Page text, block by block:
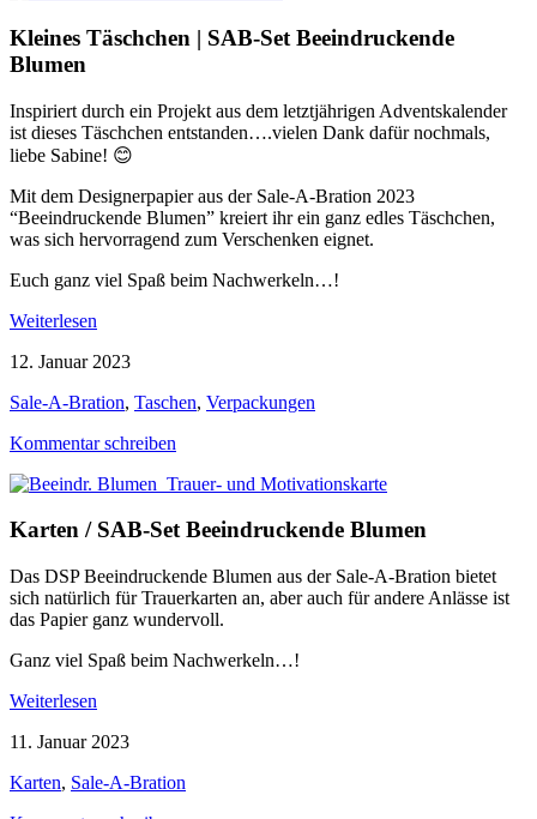
Kleines Täschchen | SAB-Set Beeindruckende
Blumen
Inspiriert durch ein Projekt aus dem letztjährigen Adventskalender
ist dieses Täschchen entstanden….vielen Dank dafür nochmals,
liebe Sabine! 😊
Mit dem Designerpapier aus der Sale-A-Bration 2023
“Beeindruckende Blumen” kreiert ihr ein ganz edles Täschchen,
was sich hervorragend zum Verschenken eignet.
Euch ganz viel Spaß beim Nachwerkeln…!
Weiterlesen
12. Januar 2023
Sale-A-Bration, Taschen, Verpackungen
Kommentar schreiben
Karten / SAB-Set Beeindruckende Blumen
Das DSP Beeindruckende Blumen aus der Sale-A-Bration bietet
sich natürlich für Trauerkarten an, aber auch für andere Anlässe ist
das Papier ganz wundervoll.
Ganz viel Spaß beim Nachwerkeln…!
Weiterlesen
11. Januar 2023
Karten, Sale-A-Bration